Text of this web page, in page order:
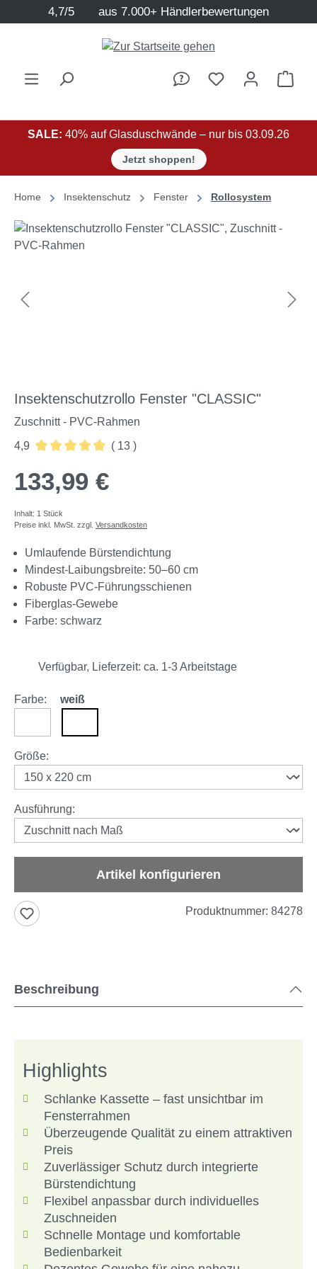
Zum Hauptinhalt springen
4,7/5 aus 7.000+ Händlerbewertungen
SALE: 40% auf Glasduschwände – nur bis 03.09.26
Jetzt shoppen!
Home Insektenschutz Fenster Rollosystem
Bildergalerie überspringen
Insektenschutzrollo Fenster "CLASSIC"
Zuschnitt - PVC-Rahmen
4,9
( 13 )
133,99 €
Inhalt: 1 Stück
Preise inkl. MwSt. zzgl. Versandkosten
Umlaufende Bürstendichtung
Mindest-Laibungsbreite: 50–60 cm
Robuste PVC-Führungsschienen
Fiberglas-Gewebe
Farbe: schwarz
Verfügbar, Lieferzeit: ca. 1-3 Arbeitstage
Farbe: weiß
Größeauswählen
:
Ausführungauswählen
:
Artikel konfigurieren
Produktnummer: 84278
Beschreibung
Highlights
Schlanke Kassette – fast unsichtbar im
Fensterrahmen
Überzeugende Qualität zu einem attraktiven
Preis
Zuverlässiger Schutz durch integrierte
Bürstendichtung
Flexibel anpassbar durch individuelles
Zuschneiden
Schnelle Montage und komfortable
Bedienbarkeit